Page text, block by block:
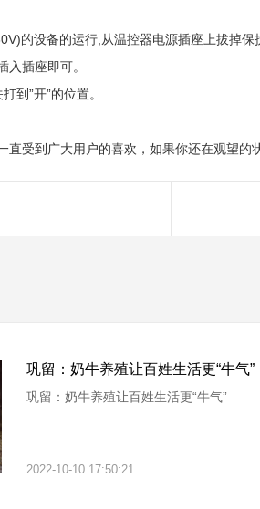
的设备的运行,从温控器电源插座上拔掉
插座即可。
到”开”的位置。
直受到广大用户的喜欢，如果你还在观望的
巩留：奶牛养殖让百姓生活更“牛气”
巩留：奶牛养殖让百姓生活更“牛气”
2022-10-10 17:50:21